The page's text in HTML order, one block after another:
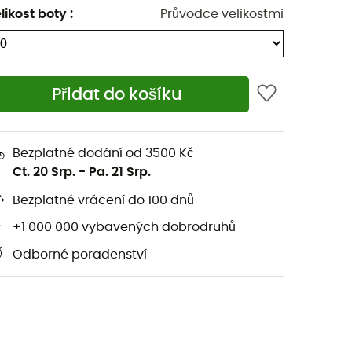
boty : Průvodce velikostmi
Přidat do košíku
Bezplatné dodání od 3500 Kč
Ct. 20 Srp. - Pa. 21 Srp.
Bezplatné vrácení do 100 dnů
+1 000 000 vybavených dobrodruhů
Odborné poradenství